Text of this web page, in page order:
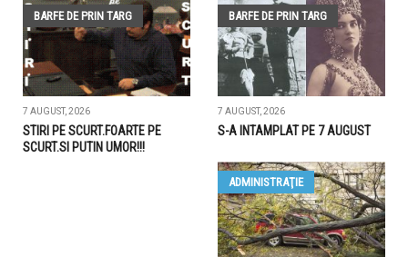
BARFE DE PRIN TARG
7 AUGUST, 2026
STIRI PE SCURT.FOARTE PE
SCURT.SI PUTIN UMOR!!!
BARFE DE PRIN TARG
7 AUGUST, 2026
S-A INTAMPLAT PE 7 AUGUST
ADMINISTRAŢIE